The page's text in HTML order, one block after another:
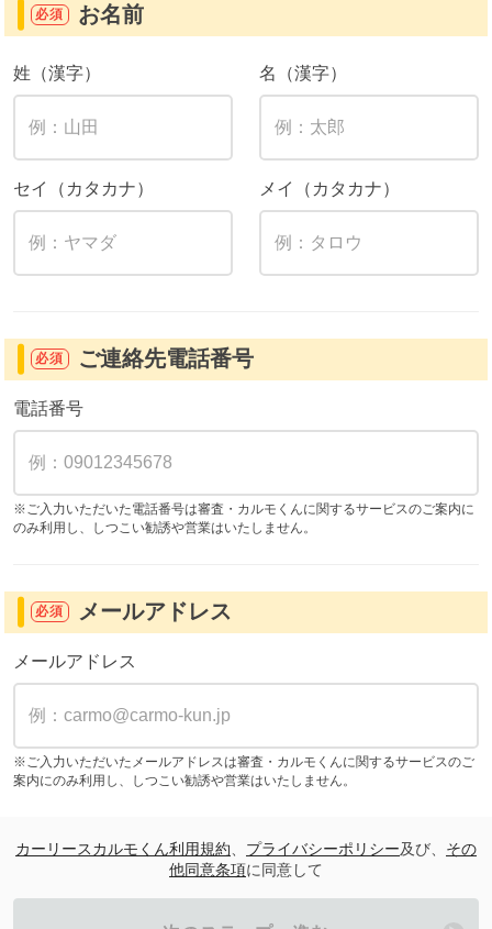
必須 お名前
姓（漢字） 名（漢字）
セイ（カタカナ） メイ（カタカナ）
必須 ご連絡先電話番号
電話番号
※ご入力いただいた電話番号は審査・カルモくんに関するサービスのご案内に
のみ利用し、しつこい勧誘や営業はいたしません。
必須 メールアドレス
メールアドレス
※ご入力いただいたメールアドレスは審査・カルモくんに関するサービスのご
案内にのみ利用し、しつこい勧誘や営業はいたしません。
カーリースカルモくん利用規約 プライバシーポリシー及び、 その
他同意条項に同意して